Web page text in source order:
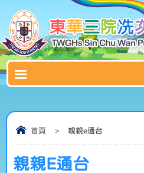
首頁 > 親親e通台
親親E通台